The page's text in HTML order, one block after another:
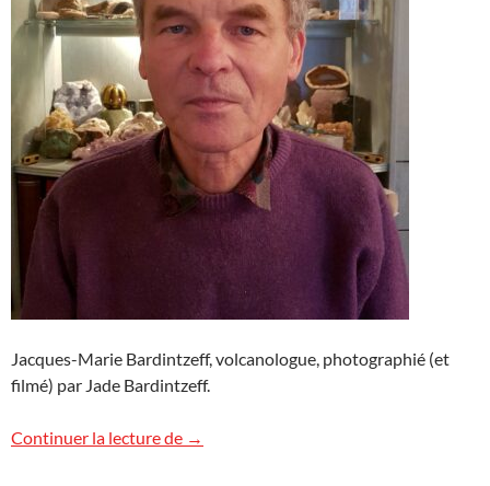
Jacques-Marie Bardintzeff, volcanologue, photographié (et
filmé) par Jade Bardintzeff.
Continuer la lecture de ITV : le réveil des volcans d’Auvergne ?
→